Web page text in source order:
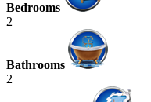
Bedrooms
2
Bathrooms
2